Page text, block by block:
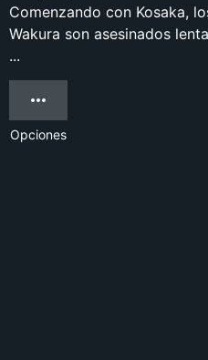
Comenzando con Kosaka,
Wakura son asesinados
...
Opciones